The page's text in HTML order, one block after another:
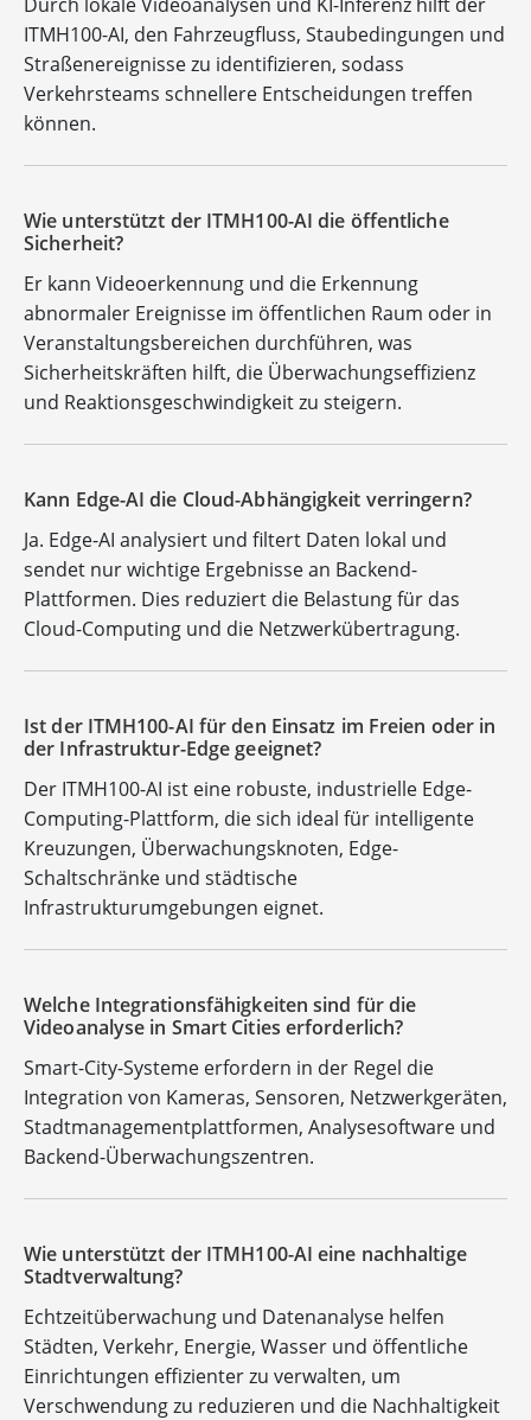
ITMH100-AI, den Fahrzeugfluss, Staubedingungen und
Straßenereignisse zu identifizieren, sodass
Verkehrsteams schnellere Entscheidungen treffen
können.
Wie unterstützt der ITMH100-AI die öffentliche
Sicherheit?
Er kann Videoerkennung und die Erkennung
abnormaler Ereignisse im öffentlichen Raum oder in
Veranstaltungsbereichen durchführen, was
Sicherheitskräften hilft, die Überwachungseffizienz
und Reaktionsgeschwindigkeit zu steigern.
Kann Edge-AI die Cloud-Abhängigkeit verringern?
Ja. Edge-AI analysiert und filtert Daten lokal und
sendet nur wichtige Ergebnisse an Backend-
Plattformen. Dies reduziert die Belastung für das
Cloud-Computing und die Netzwerkübertragung.
Ist der ITMH100-AI für den Einsatz im Freien oder in
der Infrastruktur-Edge geeignet?
Der ITMH100-AI ist eine robuste, industrielle Edge-
Computing-Plattform, die sich ideal für intelligente
Kreuzungen, Überwachungsknoten, Edge-
Schaltschränke und städtische
Infrastrukturumgebungen eignet.
Welche Integrationsfähigkeiten sind für die
Videoanalyse in Smart Cities erforderlich?
Smart-City-Systeme erfordern in der Regel die
Integration von Kameras, Sensoren, Netzwerkgeräten,
Stadtmanagementplattformen, Analysesoftware und
Backend-Überwachungszentren.
Wie unterstützt der ITMH100-AI eine nachhaltige
Stadtverwaltung?
Echtzeitüberwachung und Datenanalyse helfen
Städten, Verkehr, Energie, Wasser und öffentliche
Einrichtungen effizienter zu verwalten, um
Verschwendung zu reduzieren und die Nachhaltigkeit